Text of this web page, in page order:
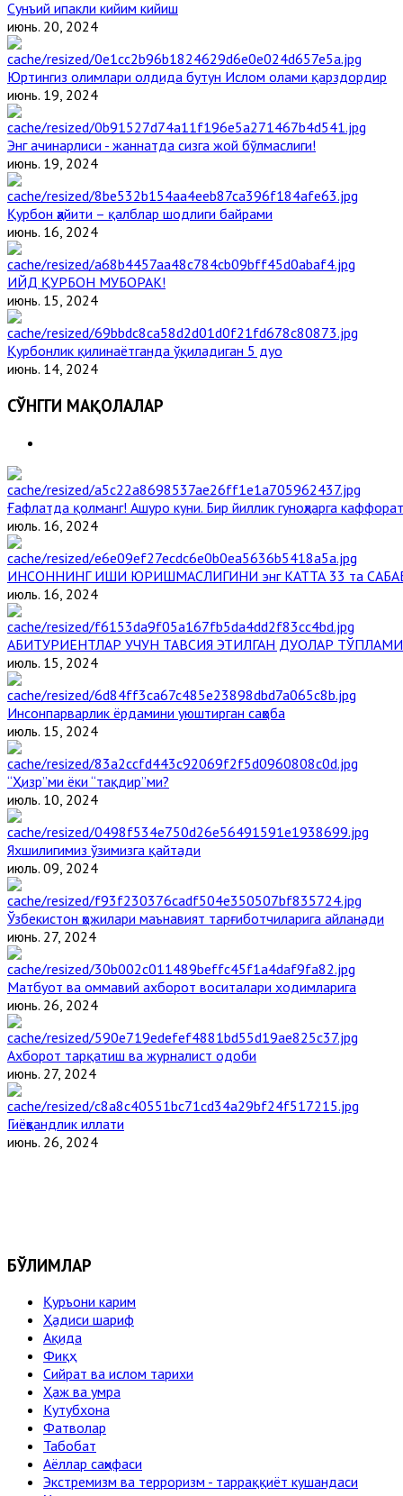
Сунъий ипакли кийим кийиш
июнь. 20, 2024
Юртингиз олимлари олдида бутун Ислом олами қарздордир
июнь. 19, 2024
Энг ачинарлиси - жаннатда сизга жой бўлмаслиги!
июнь. 19, 2024
Қурбон ҳайити – қалблар шодлиги байрами
июнь. 16, 2024
ИЙД ҚУРБОН МУБОРАК!
июнь. 15, 2024
Қурбонлик қилинаётганда ўқиладиган 5 дуо
июнь. 14, 2024
СЎНГГИ МАҚОЛАЛАР
Ғафлатда қолманг! Ашуро куни. Бир йиллик гуноҳларга
июль. 16, 2024
ИНСОННИНГ ИШИ ЮРИШМАСЛИГИНИ энг КАТТА 33 та
июль. 16, 2024
АБИТУРИЕНТЛАР УЧУН ТАВСИЯ ЭТИЛГАН ДУОЛАР ТЎПЛАМИ
июль. 15, 2024
Инсонпарварлик ёрдамини уюштирган саҳоба
июль. 15, 2024
“Ҳизр”ми ёки “тақдир”ми?
июль. 10, 2024
Яхшилигимиз ўзимизга қайтади
июль. 09, 2024
Ўзбекистон ҳожилари маънавият тарғиботчиларига айланади
июнь. 27, 2024
Матбуот ва оммавий ахборот воситалари ходимларига
июнь. 26, 2024
Ахборот тарқатиш ва журналист одоби
июнь. 27, 2024
Гиёҳвандлик иллати
июнь. 26, 2024
БЎЛИМЛАР
Қуръони карим
Ҳадиси шариф
Ақида
Фиқҳ
Сийрат ва ислом тарихи
Ҳаж ва умра
Кутубхона
Фатволар
Табобат
Аёллар саҳифаси
Экстремизм ва терроризм - тарраққиёт кушандаси